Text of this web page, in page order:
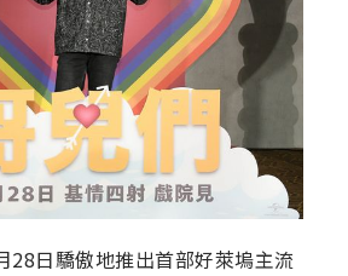
28日驕傲地推出首部好萊塢主流